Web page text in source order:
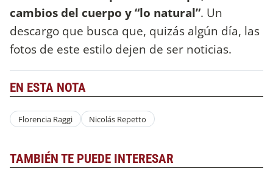
cambios del cuerpo y “lo natural”. Un
descargo que busca que, quizás algún día, las
fotos de este estilo dejen de ser noticias.
EN ESTA NOTA
Florencia Raggi Nicolás Repetto
TAMBIÉN TE PUEDE INTERESAR